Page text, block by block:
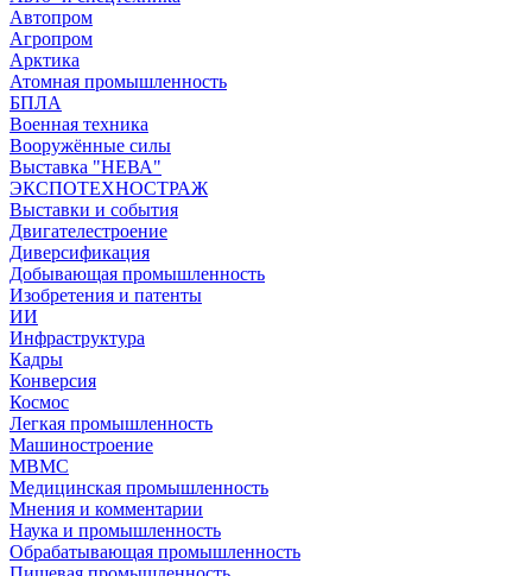
Автопром
Агропром
Арктика
Атомная промышленность
БПЛА
Военная техника
Вооружённые силы
Выставка "НЕВА"
ЭКСПОТЕХНОСТРАЖ
Выставки и события
Двигателестроение
Диверсификация
Добывающая промышленность
Изобретения и патенты
ИИ
Инфраструктура
Кадры
Конверсия
Космос
Легкая промышленность
Машиностроение
МВМС
Медицинская промышленность
Мнения и комментарии
Наука и промышленность
Обрабатывающая промышленность